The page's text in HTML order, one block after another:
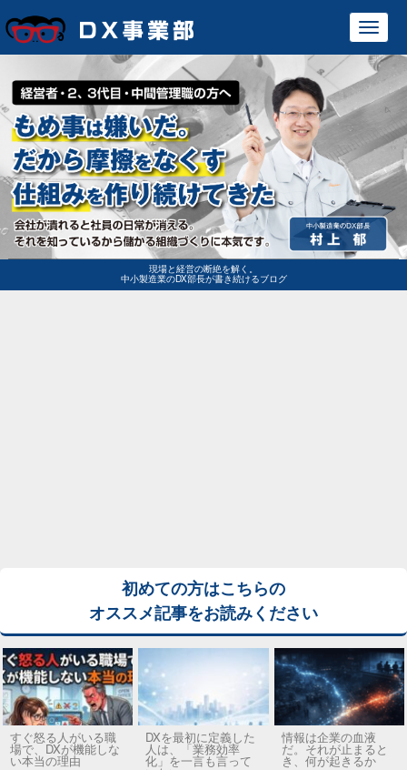
現場と経営の断絶を解く。
中小製造業のDX部長が書き続けるブログ
初めての方はこちらの
オススメ記事をお読みください
すぐ怒る人がいる職
場で、DXが機能しな
い本当の理由
DXを最初に定義した
人は、「業務効率
化」を一言も言って
情報は企業の血液
だ。それが止まると
き、何が起きるか